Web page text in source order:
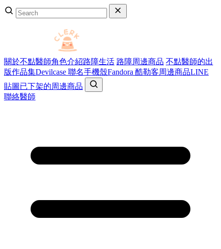
關於不點醫師角色介紹路障生活 路障周邊商品 不點醫師的出
版作品集Devilcase 聯名手機殼Fandora 酷勒客周邊商品LINE
貼圖 已下架的周邊商品
聯絡醫師